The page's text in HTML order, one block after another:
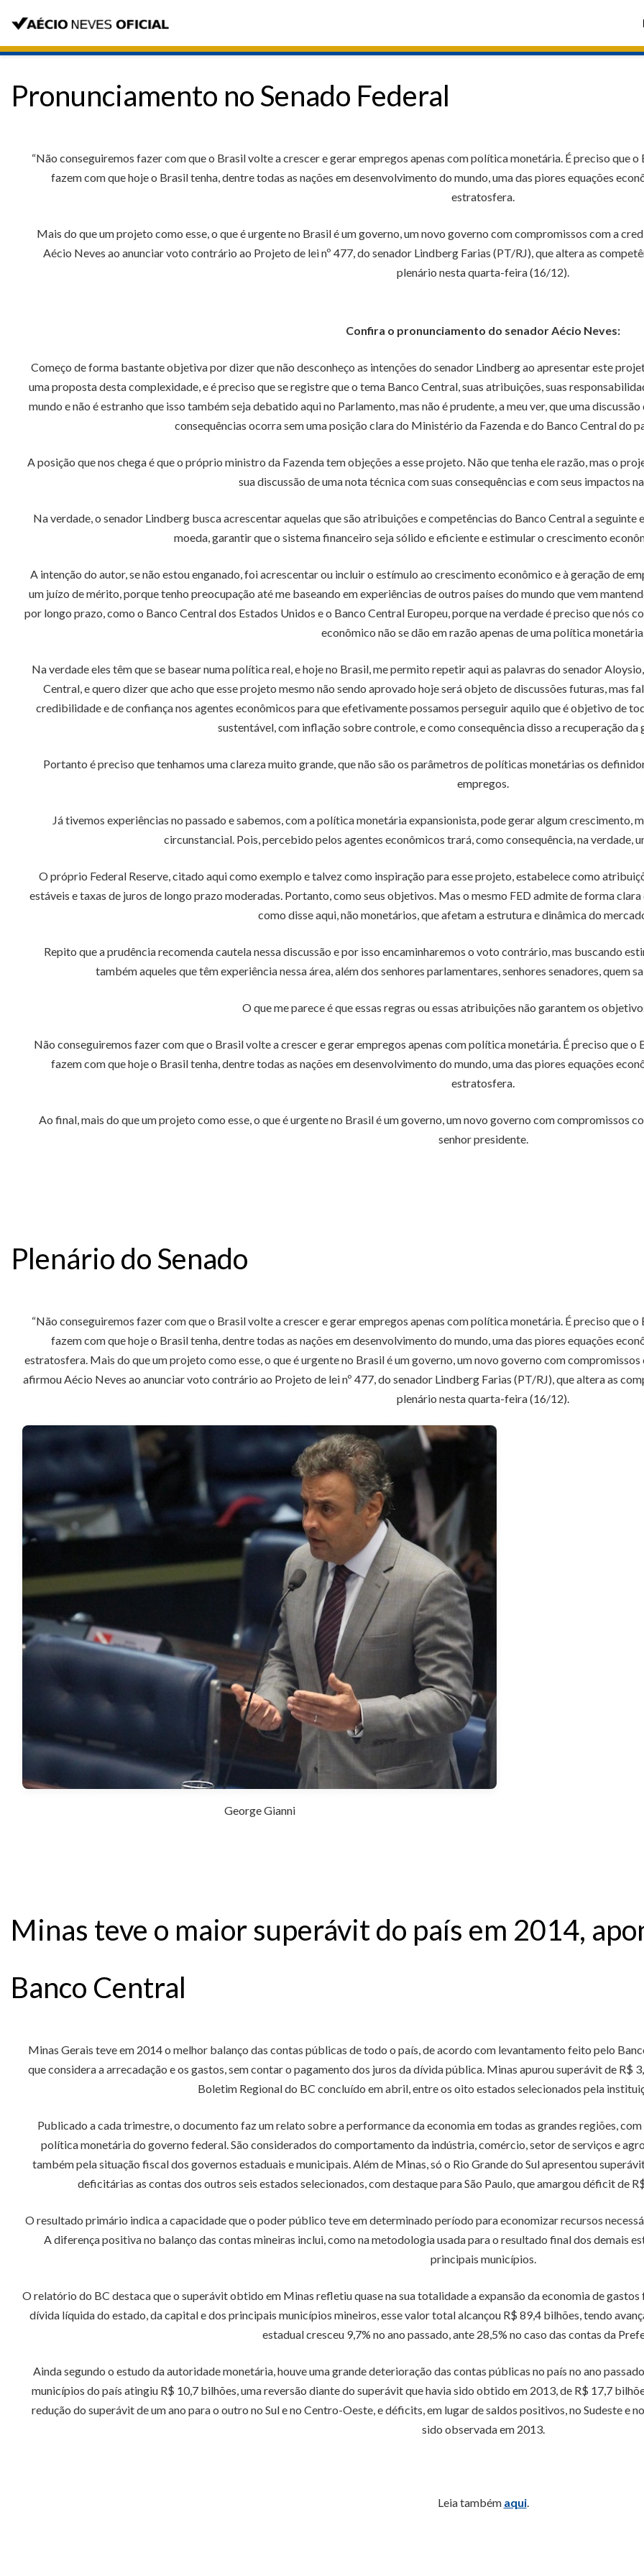
Pronunciamento no Senado Federal
“Não conseguiremos fazer com que o Brasil volte a crescer e gerar empregos apenas com política monetária. É preciso que
fazem com que hoje o Brasil tenha, dentre todas as nações em desenvolvimento do mundo, uma das piores equações
estratosfera.
Mais do que um projeto como esse, o que é urgente no Brasil é um governo, um novo governo com compromissos com a
Aécio Neves ao anunciar voto contrário ao Projeto de lei nº 477, do senador Lindberg Farias (PT/RJ), que altera as
plenário nesta quarta-feira (16/12).
Confira o pronunciamento do senador Aécio Neves:
Começo de forma bastante objetiva por dizer que não desconheço as intenções do senador Lindberg ao apresentar este
uma proposta desta complexidade, e é preciso que se registre que o tema Banco Central, suas atribuições, suas
mundo e não é estranho que isso também seja debatido aqui no Parlamento, mas não é prudente, a meu ver, que uma
consequências ocorra sem uma posição clara do Ministério da Fazenda e do Banco Central do
A posição que nos chega é que o próprio ministro da Fazenda tem objeções a esse projeto. Não que tenha ele razão, mas o
sua discussão de uma nota técnica com suas consequências e com seus impactos
Na verdade, o senador Lindberg busca acrescentar aquelas que são atribuições e competências do Banco Central a
moeda, garantir que o sistema financeiro seja sólido e eficiente e estimular o crescimento
A intenção do autor, se não estou enganado, foi acrescentar ou incluir o estímulo ao crescimento econômico e à geração de
um juízo de mérito, porque tenho preocupação até me baseando em experiências de outros países do mundo que vem
por longo prazo, como o Banco Central dos Estados Unidos e o Banco Central Europeu, porque na verdade é preciso que nós
econômico não se dão em razão apenas de uma política
Na verdade eles têm que se basear numa política real, e hoje no Brasil, me permito repetir aqui as palavras do senador
Central, e quero dizer que acho que esse projeto mesmo não sendo aprovado hoje será objeto de discussões futuras, mas
credibilidade e de confiança nos agentes econômicos para que efetivamente possamos perseguir aquilo que é objetivo de
sustentável, com inflação sobre controle, e como consequência disso a recuperação da
Portanto é preciso que tenhamos uma clareza muito grande, que não são os parâmetros de políticas monetárias os
empregos.
Já tivemos experiências no passado e sabemos, com a política monetária expansionista, pode gerar algum crescimento,
circunstancial. Pois, percebido pelos agentes econômicos trará, como consequência, na verdade,
O próprio Federal Reserve, citado aqui como exemplo e talvez como inspiração para esse projeto, estabelece como
estáveis e taxas de juros de longo prazo moderadas. Portanto, como seus objetivos. Mas o mesmo FED admite de forma
como disse aqui, não monetários, que afetam a estrutura e dinâmica do
Repito que a prudência recomenda cautela nessa discussão e por isso encaminharemos o voto contrário, mas buscando
também aqueles que têm experiência nessa área, além dos senhores parlamentares, senhores senadores, quem
O que me parece é que essas regras ou essas atribuições não garantem os
Não conseguiremos fazer com que o Brasil volte a crescer e gerar empregos apenas com política monetária. É preciso que o
fazem com que hoje o Brasil tenha, dentre todas as nações em desenvolvimento do mundo, uma das piores equações
estratosfera.
Ao final, mais do que um projeto como esse, o que é urgente no Brasil é um governo, um novo governo com compromissos
senhor presidente.
Plenário do Senado
“Não conseguiremos fazer com que o Brasil volte a crescer e gerar empregos apenas com política monetária. É preciso que
fazem com que hoje o Brasil tenha, dentre todas as nações em desenvolvimento do mundo, uma das piores equações
estratosfera. Mais do que um projeto como esse, o que é urgente no Brasil é um governo, um novo governo com
afirmou Aécio Neves ao anunciar voto contrário ao Projeto de lei nº 477, do senador Lindberg Farias (PT/RJ), que altera as
plenário nesta quarta-feira (16/12).
George Gianni
Minas teve o maior superávit do país em 2014,
Banco Central
Minas Gerais teve em 2014 o melhor balanço das contas públicas de todo o país, de acordo com levantamento feito pelo
que considera a arrecadação e os gastos, sem contar o pagamento dos juros da dívida pública. Minas apurou superávit de R$
Boletim Regional do BC concluído em abril, entre os oito estados selecionados pela
Publicado a cada trimestre, o documento faz um relato sobre a performance da economia em todas as grandes regiões,
política monetária do governo federal. São considerados do comportamento da indústria, comércio, setor de serviços e
também pela situação fiscal dos governos estaduais e municipais. Além de Minas, só o Rio Grande do Sul apresentou
deficitárias as contas dos outros seis estados selecionados, com destaque para São Paulo, que amargou déficit de
O resultado primário indica a capacidade que o poder público teve em determinado período para economizar recursos
A diferença positiva no balanço das contas mineiras inclui, como na metodologia usada para o resultado final dos demais
principais municípios.
O relatório do BC destaca que o superávit obtido em Minas refletiu quase na sua totalidade a expansão da economia de
dívida líquida do estado, da capital e dos principais municípios mineiros, esse valor total alcançou R$ 89,4 bilhões, tendo
estadual cresceu 9,7% no ano passado, ante 28,5% no caso das contas da
Ainda segundo o estudo da autoridade monetária, houve uma grande deterioração das contas públicas no país no ano
municípios do país atingiu R$ 10,7 bilhões, uma reversão diante do superávit que havia sido obtido em 2013, de R$ 17,7
redução do superávit de um ano para o outro no Sul e no Centro-Oeste, e déficits, em lugar de saldos positivos, no Sudeste
sido observada em 2013.
Leia também aqui.